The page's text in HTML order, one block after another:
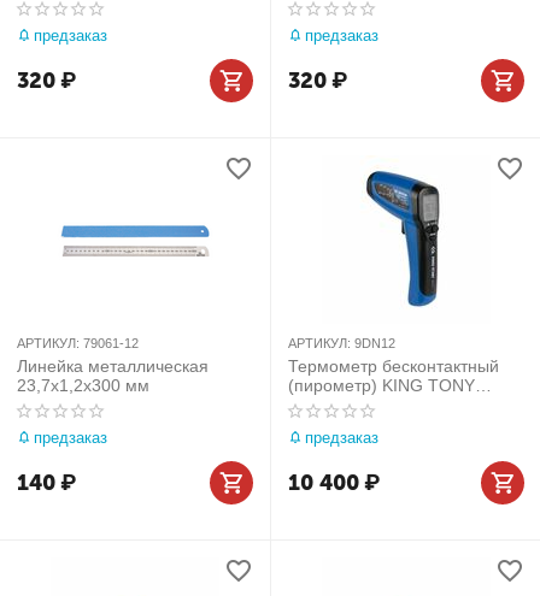
предзаказ
320₽
предзаказ
320₽
АРТИКУЛ: 79061-12
Линейка металлическая
23,7x1,2x300 мм
предзаказ
140₽
АРТИКУЛ: 9DN12
Термометр бесконтактный
(пирометр) KING TONY
9DN12
предзаказ
10 400₽